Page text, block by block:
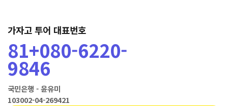
가자고 투어 대표번호
81+080-6220-
9846
국민은행 - 윤유미
103002-04-269421